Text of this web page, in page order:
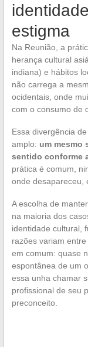
estigma
Na Reunião, a
herança cultural
indiana) e hábitos
não carrega a
ocidentais, onde
com o consumo de
Essa divergência
amplo: um mesmo
sentido conforme
prática é comum,
onde desapareceu,
A escolha de
na maioria dos
identidade cultural,
razões variam
em comum: quase
espontânea de um
essa unha chamar
profissional de seu
preconceito.